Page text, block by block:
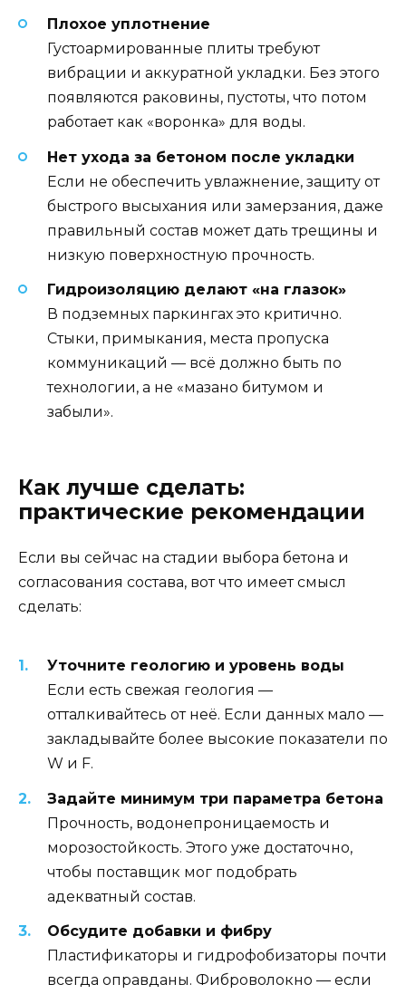
Плохое уплотнение
Густоармированные плиты требуют
вибрации и аккуратной укладки. Без этого
появляются раковины, пустоты, что потом
работает как «воронка» для воды.
Нет ухода за бетоном после укладки
Если не обеспечить увлажнение, защиту от
быстрого высыхания или замерзания, даже
правильный состав может дать трещины и
низкую поверхностную прочность.
Гидроизоляцию делают «на глазок»
В подземных паркингах это критично.
Стыки, примыкания, места пропуска
коммуникаций — всё должно быть по
технологии, а не «мазано битумом и
забыли».
Как лучше сделать:
практические рекомендации
Если вы сейчас на стадии выбора бетона и
согласования состава, вот что имеет смысл
сделать:
Уточните геологию и уровень воды
Если есть свежая геология —
отталкивайтесь от неё. Если данных мало —
закладывайте более высокие показатели по
W и F.
Задайте минимум три параметра бетона
Прочность, водонепроницаемость и
морозостойкость. Этого уже достаточно,
чтобы поставщик мог подобрать
адекватный состав.
Обсудите добавки и фибру
Пластификаторы и гидрофобизаторы почти
всегда оправданы. Фиброволокно — если